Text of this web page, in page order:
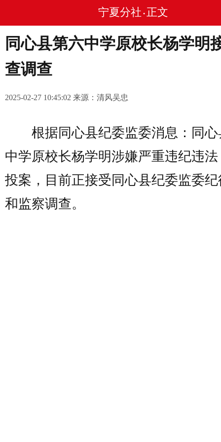
宁夏分社 • 正文
同心县第六中学原校长杨学明
查调查
2025-02-27 10:45:02 来源：清风吴忠
根据同心县纪委监委消息：同心
中学原校长杨学明涉嫌严重违纪违
投案，目前正接受同心县纪委监委
和监察调查。